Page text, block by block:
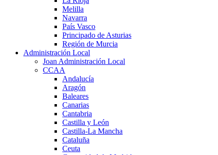
Melilla
Navarra
País Vasco
Principado de Asturias
Región de Murcia
Administración Local
Joan Administración Local
CCAA
Andalucía
Aragón
Baleares
Canarias
Cantabria
Castilla y León
Castilla-La Mancha
Cataluña
Ceuta